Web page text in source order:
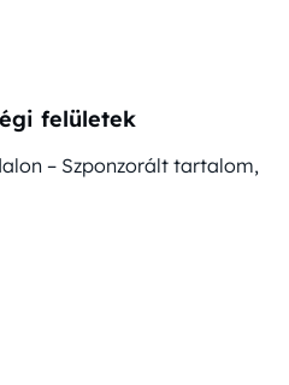
felületek
– Szponzorált tartalom,